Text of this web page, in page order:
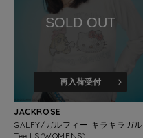
SOLD OUT
再入荷受付
JACKROSE
GALFY/ガルフィー キラキラガル
Tee LS(WOMENS)